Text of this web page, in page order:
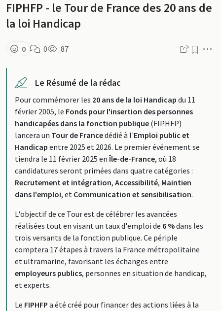
FIPHFP - le Tour de France des 20 ans de
la loi Handicap
0 0 87
Le Résumé de la rédac
Pour commémorer les 20 ans de la loi Handicap du 11
février 2005, le Fonds pour l'insertion des personnes
handicapées dans la fonction publique (FIPHFP)
lancera un Tour de Francedédié à l'Emploi public et
Handicap entre 2025 et 2026. Le premier événement se
tiendra le 11 février 2025 enÎle-de-France, où 18
candidatures seront primées dans quatre catégories :
Recrutement et intégration, Accessibilité, Maintien
dans l'emploi, et Communication et sensibilisation.
L'objectif de ce Tour est de célébrer les avancées
réalisées tout en visant un taux d'emploi de 6 %dans les
trois versants de la fonction publique. Ce périple
comptera 17 étapes à travers la France métropolitaine
et ultramarine, favorisant les échanges entre
employeurs publics, personnes en situation de handicap,
et experts.
Le FIPHFP a été créé pour financer des actions liées à la